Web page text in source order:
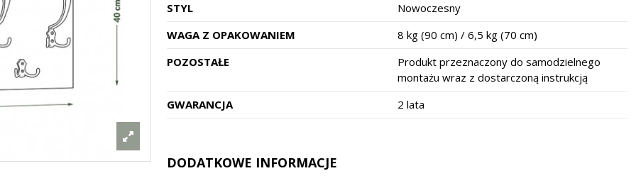
STYL
Nowoczesny
WAGA Z OPAKOWANIEM
8 kg (90 cm) / 6,5 kg (70 cm)
POZOSTAŁE
Produkt przeznaczony do samodzielnego
montażu wraz z dostarczoną instrukcją
GWARANCJA
2 lata
DODATKOWE INFORMACJE